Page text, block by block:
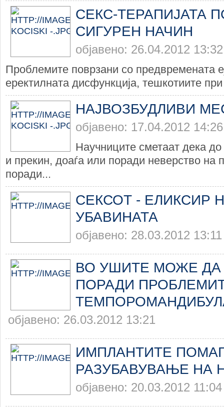
СЕКС-ТЕРАПИЈАТА
СИГУРЕН НАЧИН
објавено: 26.04.2012 13:32
Проблемите поврзани со предвремената
еректилната дисфункција, тешкотиите
НАЈВОЗБУДЛИВИ
објавено: 17.04.2012 14:26
Научниците сметаат дека
и прекин, доаѓа или поради неверство на
поради...
СЕКСОТ - ЕЛИКСИР
УБАВИНАТА
објавено: 28.03.2012 13:11
ВО УШИТЕ МОЖЕ ДА
ПОРАДИ
објавено: 26.03.2012 13:21
ИМПЛАНТИТЕ
РАЗУБАВУВАЊЕ НА
објавено: 20.03.2012 11:04